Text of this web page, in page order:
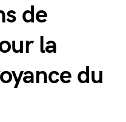
de
la
du